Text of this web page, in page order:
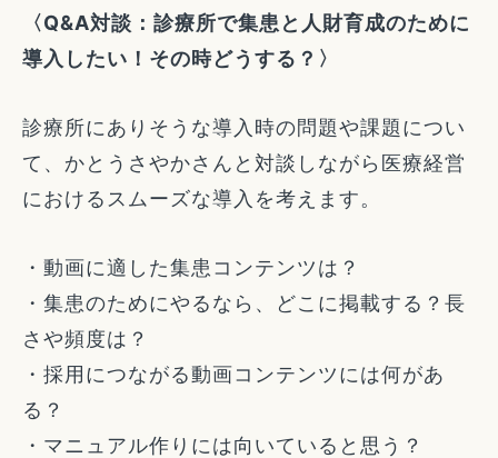
〈Q&A対談：診療所で集患と人財育成のために
導入したい！その時どうする？〉
診療所にありそうな導入時の問題や課題につい
て、かとうさやかさんと対談しながら医療経営
におけるスムーズな導入を考えます。
・動画に適した集患コンテンツは？
・集患のためにやるなら、どこに掲載する？長
さや頻度は？
・採用につながる動画コンテンツには何があ
る？
・マニュアル作りには向いていると思う？